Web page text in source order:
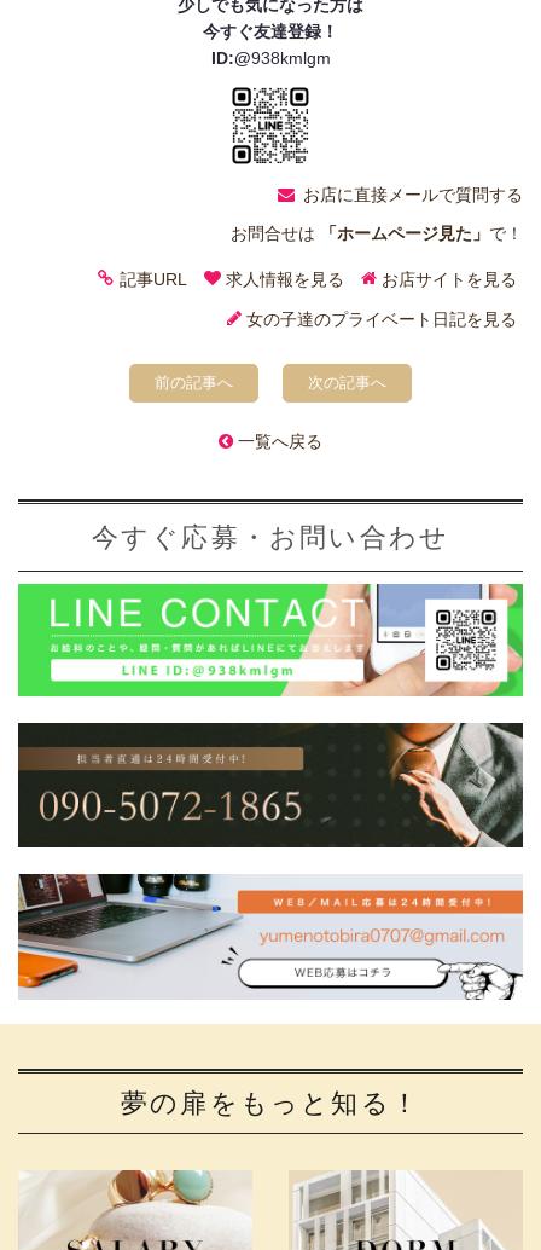
少しでも気になった方は
今すぐ友達登録！
ID:@938kmlgm
お店に直接メールで質問する
お問合せは
「ホームページ見た」 で！
記事URL 求人情報を見る お店サイトを見る
女の子達のプライベート日記を見る
前の記事へ 次の記事へ
一覧へ戻る
今すぐ応募・お問い合わせ
夢の扉をもっと知る！